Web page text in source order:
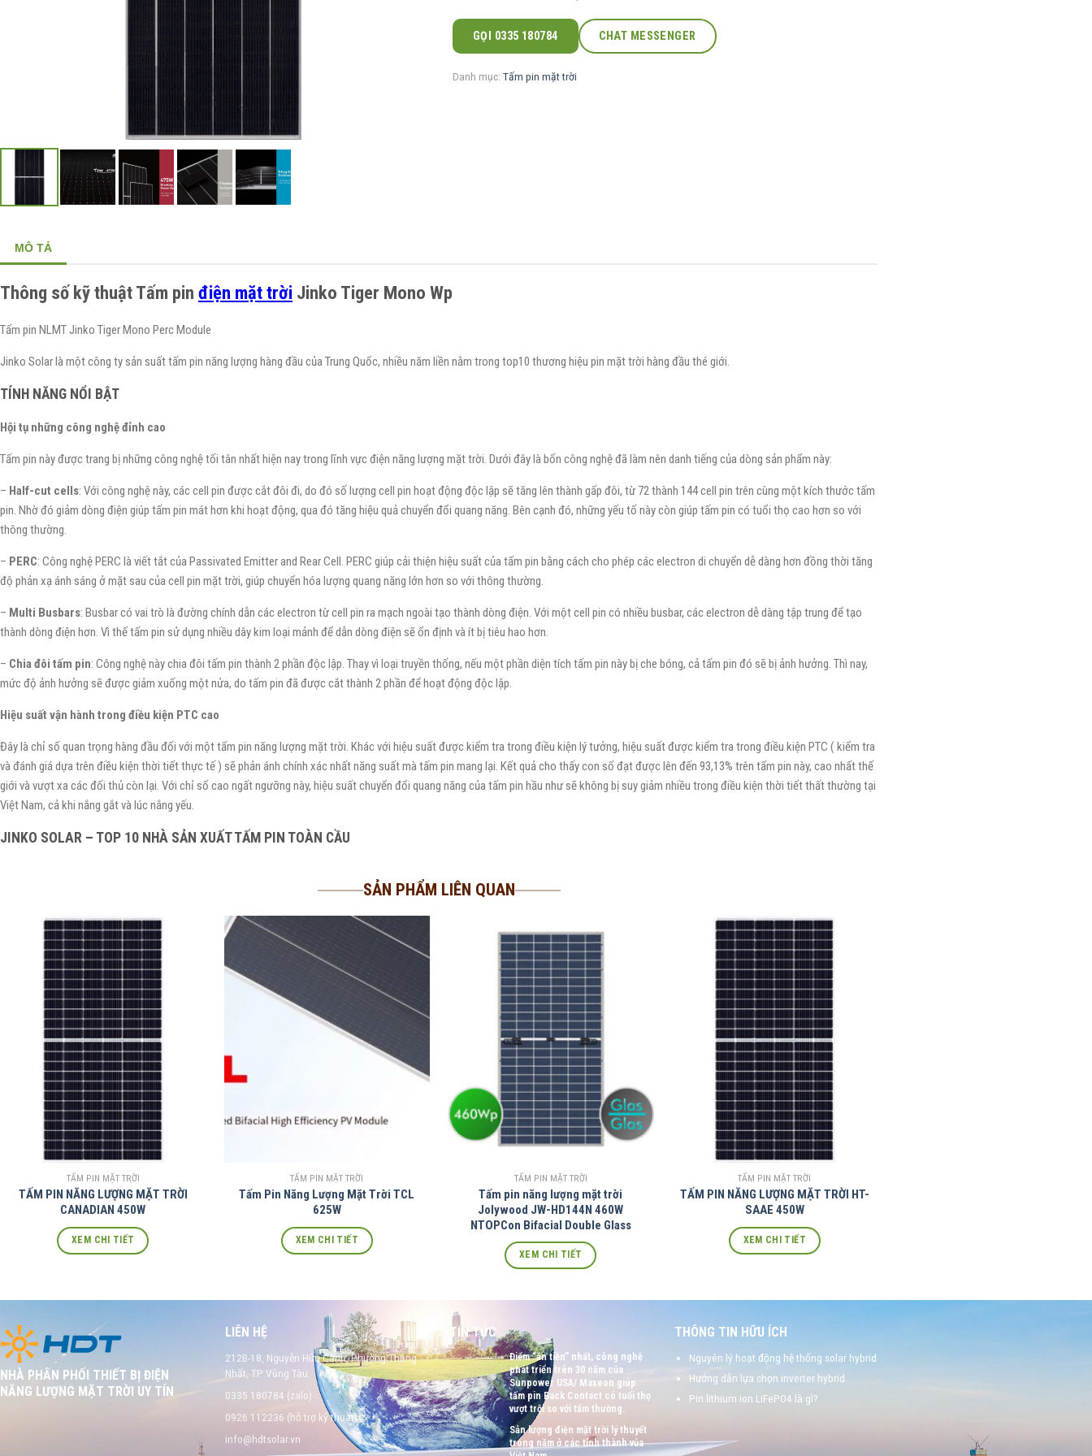
GỌI 0335 180784 CHAT MESSENGER
Danh mục: Tấm pin mặt trời
MÔ TẢ
Thông số kỹ thuật Tấm pin điện mặt trời Jinko Tiger Mono Wp
Tấm pin NLMT Jinko Tiger Mono Perc Module
Jinko Solar là một công ty sản suất tấm pin năng lượng hàng đầu của Trung Quốc, nhiều năm liền nằm trong top10 thương hiệu pin mặt trời hàng đầu thé giới.
TÍNH NĂNG NỔI BẬT
Hội tụ những công nghệ đỉnh cao
Tấm pin này được trang bị những công nghệ tối tân nhất hiện nay trong lĩnh vực điện năng lượng mặt trời. Dưới đây là bốn công nghệ đã làm nên danh tiếng của dòng sản phẩm này:
– Half-cut cells: Với công nghệ này, các cell pin được cắt đôi đi, do đó số lượng cell pin hoạt động độc lập sẽ tăng lên thành gấp đôi, từ 72 thành 144 cell pin trên cùng một kích thước tấm
pin. Nhờ đó giảm dòng điện giúp tấm pin mát hơn khi hoạt động, qua đó tăng hiệu quả chuyển đổi quang năng. Bên cạnh đó, những yếu tố này còn giúp tấm pin có tuổi thọ cao hơn so với
thông thường.
– PERC: Công nghệ PERC là viết tắt của Passivated Emitter and Rear Cell. PERC giúp cải thiện hiệu suất của tấm pin bằng cách cho phép các electron di chuyển dễ dàng hơn đồng thời tăng
độ phản xạ ánh sáng ở mặt sau của cell pin mặt trời, giúp chuyển hóa lượng quang năng lớn hơn so với thông thường.
– Multi Busbars: Busbar có vai trò là đường chính dẫn các electron từ cell pin ra mạch ngoài tạo thành dòng điện. Với một cell pin có nhiều busbar, các electron dễ dàng tập trung để tạo
thành dòng điện hơn. Vì thế tấm pin sử dụng nhiều dây kim loại mảnh để dẫn dòng điện sẽ ổn định và ít bị tiêu hao hơn.
– Chia đôi tấm pin: Công nghệ này chia đôi tấm pin thành 2 phần độc lập. Thay vì loại truyền thống, nếu một phần diện tích tấm pin này bị che bóng, cả tấm pin đó sẽ bị ảnh hưởng. Thì nay,
mức độ ảnh hưởng sẽ được giảm xuống một nửa, do tấm pin đã được cắt thành 2 phần để hoạt động độc lập.
Hiệu suất vận hành trong điều kiện PTC cao
Đây là chỉ số quan trọng hàng đầu đối với một tấm pin năng lượng mặt trời. Khác với hiệu suất được kiểm tra trong điều kiện lý tưởng, hiệu suất được kiểm tra trong điều kiện PTC ( kiểm tra
và đánh giá dựa trên điều kiện thời tiết thực tế ) sẽ phản ánh chính xác nhất năng suất mà tấm pin mang lại. Kết quả cho thấy con số đạt được lên đến 93,13% trên tấm pin này, cao nhất thế
giới và vượt xa các đối thủ còn lại. Với chỉ số cao ngất ngưỡng này, hiệu suất chuyển đổi quang năng của tấm pin hầu như sẽ không bị suy giảm nhiều trong điều kiện thời tiết thất thường tại
Việt Nam, cả khi nắng gắt và lúc nắng yếu.
JINKO SOLAR – TOP 10 NHÀ SẢN XUẤT TẤM PIN TOÀN CẦU
SẢN PHẨM LIÊN QUAN
TẤM PIN MẶT TRỜI
TẤM PIN NĂNG LƯỢNG MẶT TRỜI
CANADIAN 450W
XEM CHI TIẾT
TẤM PIN MẶT TRỜI
Tấm Pin Năng Lượng Mặt Trời TCL
625W
XEM CHI TIẾT
TẤM PIN MẶT TRỜI
Tấm pin năng lượng mặt trời
Jolywood JW-HD144N 460W
NTOPCon Bifacial Double Glass
XEM CHI TIẾT
TẤM PIN MẶT TRỜI
TẤM PIN NĂNG LƯỢNG MẶT TRỜI HT-
SAAE 450W
XEM CHI TIẾT
NHÀ PHÂN PHỐI THIẾT BỊ ĐIỆN
NĂNG LƯỢNG MẶT TRỜI UY TÍN
LIÊN HỆ
212B-18, Nguyễn Hữu Cảnh, Phường Thắng
Nhất, TP Vũng Tàu
0335 180784 (zalo)
0926 112236 (hỗ trợ kỹ thuật)
info@hdtsolar.vn
TIN TỨC
Điểm “ăn tiền” nhất, công nghệ
phát triển trên 30 năm của
Sunpower USA/ Maxeon giúp
tấm pin Back Contact có tuổi thọ
vượt trội so với tấm thường.
Sản lượng điện mặt trời lý thuyết
trong năm ở các tỉnh thành vủa
THÔNG TIN HỮU ÍCH
Nguyên lý hoạt động hệ thống solar hybrid
Hướng dẫn lựa chọn inverter hybrid
Pin lithium ion LiFePO4 là gì?